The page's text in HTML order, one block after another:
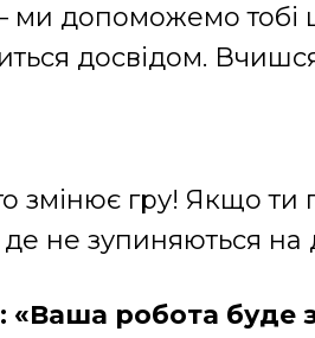
ми допоможемо
досвідом.
змінює гру! Якщо ти
не зупиняються
«Ваша робота буде